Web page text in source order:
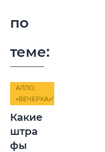
по
теме:
АЛЛО,
«ВЕЧЕРКА»!
Какие
штра
фы